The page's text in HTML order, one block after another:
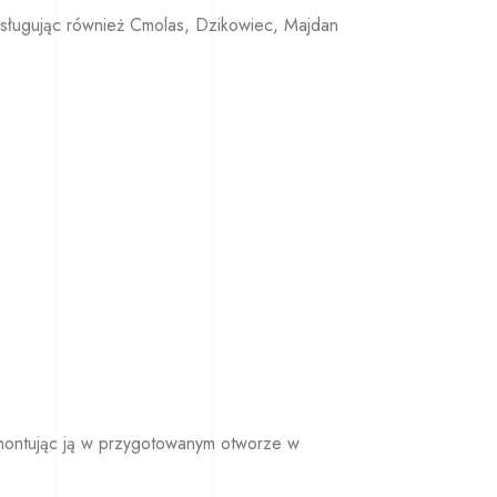
również Cmolas, Dzikowiec, Majdan
ją w przygotowanym otworze w